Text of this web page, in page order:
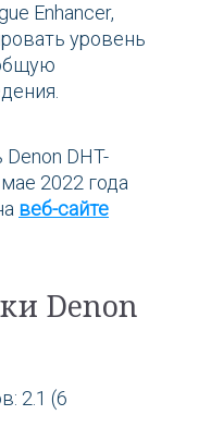
Enhancer,
уровень
DHT-
2022 года
веб-сайте
Denon
2.1 (6